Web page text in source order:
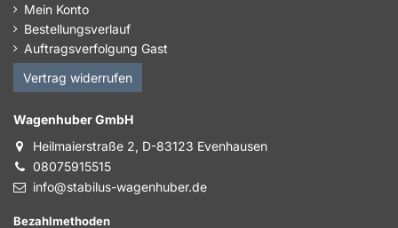
Mein Konto
Bestellungsverlauf
Auftragsverfolgung Gast
Vertrag widerrufen
Wagenhuber GmbH
Heilmaierstraße 2, D-83123 Evenhausen
08075915515
info@stabilus-wagenhuber.de
Bezahlmethoden